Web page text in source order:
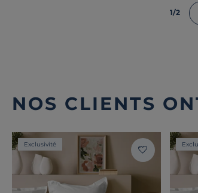
1/2
NOS CLIENTS
Exclusivité